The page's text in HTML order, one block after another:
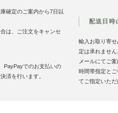
確定のご案内から7日以
は、ご注文をキャンセ
PayPayでのお支払いの
済を行います。
配送日時
輸入お取り寄
定は承れませ
メールにてご案
時間帯指定と
てご指定いただ